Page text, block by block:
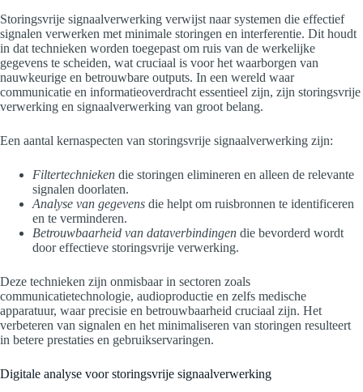
Storingsvrije signaalverwerking verwijst naar systemen die effectief
signalen verwerken met minimale storingen en interferentie. Dit houdt
in dat technieken worden toegepast om ruis van de werkelijke
gegevens te scheiden, wat cruciaal is voor het waarborgen van
nauwkeurige en betrouwbare outputs. In een wereld waar
communicatie en informatieoverdracht essentieel zijn, zijn storingsvrije
verwerking en signaalverwerking van groot belang.
Een aantal kernaspecten van storingsvrije signaalverwerking zijn:
Filtertechnieken die storingen elimineren en alleen de relevante
signalen doorlaten.
Analyse van gegevens die helpt om ruisbronnen te identificeren
en te verminderen.
Betrouwbaarheid van dataverbindingen die bevorderd wordt
door effectieve storingsvrije verwerking.
Deze technieken zijn onmisbaar in sectoren zoals
communicatietechnologie, audioproductie en zelfs medische
apparatuur, waar precisie en betrouwbaarheid cruciaal zijn. Het
verbeteren van signalen en het minimaliseren van storingen resulteert
in betere prestaties en gebruikservaringen.
Digitale analyse voor storingsvrije signaalverwerking